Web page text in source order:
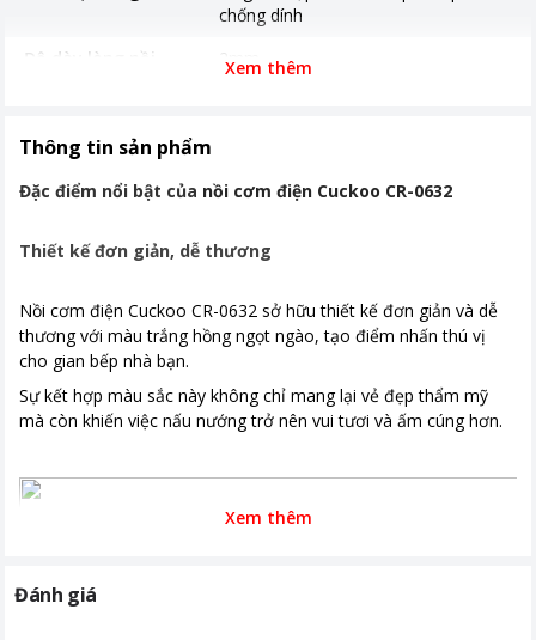
chống dính
Độ dày lòng nồi
2mm
Kích thước, khối lượng
Khoảng giá
Từ 1 - 2 triệu
Xem thêm
Thông tin sản phẩm
Đặc điểm nổi bật của nồi cơm điện Cuckoo CR-0632
Thiết kế đơn giản, dễ thương
Nồi cơm điện Cuckoo CR-0632 sở hữu thiết kế đơn giản và dễ
thương với màu trắng hồng ngọt ngào, tạo điểm nhấn thú vị
cho gian bếp nhà bạn.
Sự kết hợp màu sắc này không chỉ mang lại vẻ đẹp thẩm mỹ
mà còn khiến việc nấu nướng trở nên vui tươi và ấm cúng hơn.
Xem thêm
Đánh giá